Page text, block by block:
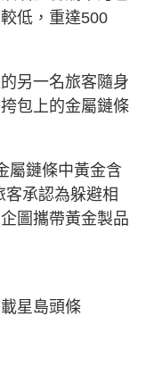
低，重達500
另一名旅客隨身
包上的金屬鏈條
屬鏈條中黃金含
承認為躲避相
圖攜帶黃金製品
星島頭條